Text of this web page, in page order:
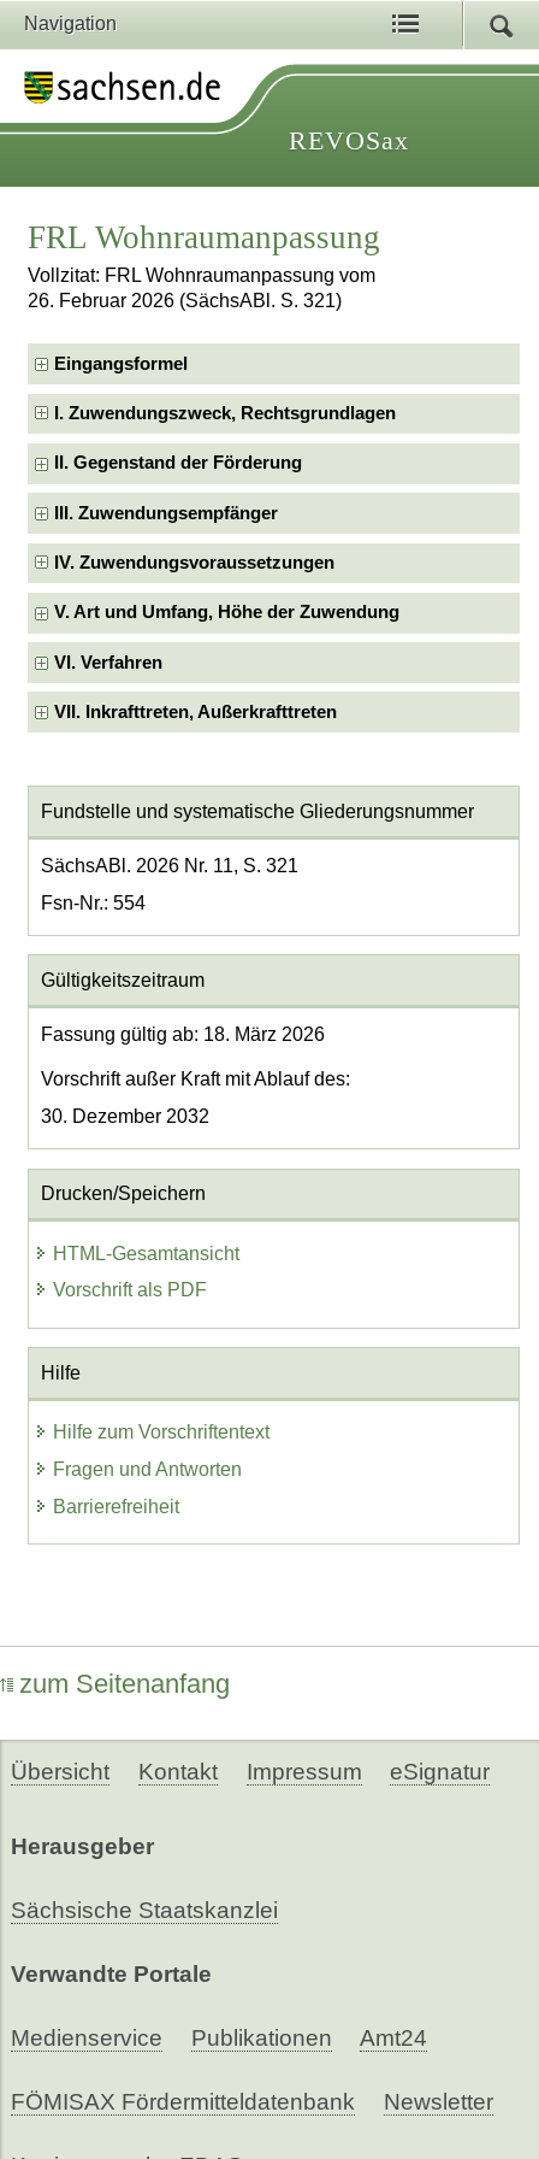
Navigation
REVOSax
FRL Wohnraumanpassung
Vollzitat: FRL Wohnraumanpassung vom
26. Februar 2026 (SächsABl. S. 321)
Eingangsformel
I. Zuwendungszweck, Rechtsgrundlagen
II. Gegenstand der Förderung
III. Zuwendungsempfänger
IV. Zuwendungsvoraussetzungen
V. Art und Umfang, Höhe der Zuwendung
VI. Verfahren
VII. Inkrafttreten, Außerkrafttreten
Fundstelle und systematische Gliederungsnummer
SächsABl. 2026 Nr. 11, S. 321
Fsn-Nr.: 554
Gültigkeitszeitraum
Fassung gültig ab: 18. März 2026
Vorschrift außer Kraft mit Ablauf des:
30. Dezember 2032
Drucken/Speichern
HTML-Gesamtansicht
Vorschrift als PDF
Hilfe
Hilfe zum Vorschriftentext
Fragen und Antworten
Barrierefreiheit
zum Seitenanfang
Übersicht Kontakt Impressum eSignatur
Herausgeber
Sächsische Staatskanzlei
Verwandte Portale
Medienservice Publikationen Amt24
FÖMISAX Fördermitteldatenbank Newsletter